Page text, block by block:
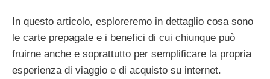
In questo articolo, esploreremo in dettaglio cosa sono
le carte prepagate e i benefici di cui chiunque può
fruirne anche e soprattutto per semplificare la propria
esperienza di viaggio e di acquisto su internet.